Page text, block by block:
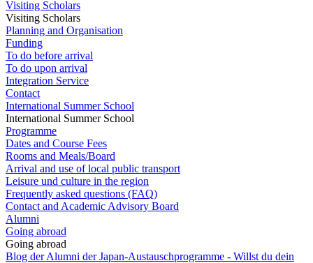
Visiting Scholars
Visiting Scholars
Planning and Organisation
Funding
To do before arrival
To do upon arrival
Integration Service
Contact
International Summer School
International Summer School
Programme
Dates and Course Fees
Rooms and Meals/Board
Arrival and use of local public transport
Leisure und culture in the region
Frequently asked questions (FAQ)
Contact and Academic Advisory Board
Alumni
Going abroad
Going abroad
Blog der Alumni der Japan-Austauschprogramme - Willst du dein